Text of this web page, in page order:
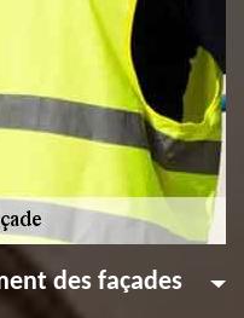
des façades